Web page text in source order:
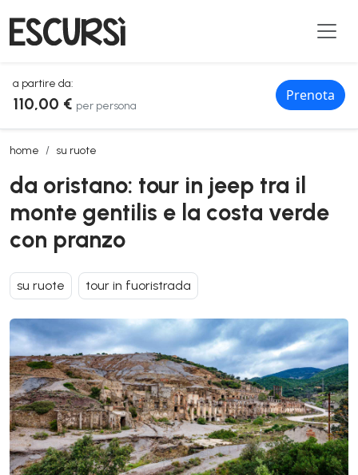
a partire da:
110,00 € per persona
Prenota
home su ruote
da oristano: tour in jeep tra il monte gentilis e la costa verde con
da oristano: tour in jeep tra il
monte gentilis e la costa verde
con pranzo
su ruote tour in fuoristrada